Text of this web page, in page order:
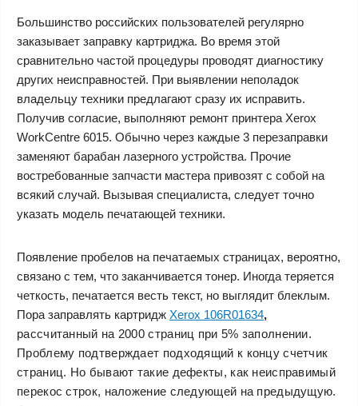
Большинство российских пользователей регулярно
заказывает заправку картриджа. Во время этой
сравнительно частой процедуры проводят диагностику
других неисправностей. При выявлении неполадок
владельцу техники предлагают сразу их исправить.
Получив согласие, выполняют ремонт принтера Xerox
WorkCentre 6015. Обычно через каждые 3 перезаправки
заменяют барабан лазерного устройства. Прочие
востребованные запчасти мастера привозят с собой на
всякий случай. Вызывая специалиста, следует точно
указать модель печатающей техники.
Появление пробелов на печатаемых страницах, вероятно,
связано с тем, что заканчивается тонер. Иногда теряется
четкость, печатается весть текст, но выглядит блеклым.
Пора заправлять картридж Xerox 106R01634,
рассчитанный на 2000 страниц при 5% заполнении.
Проблему подтверждает подходящий к концу счетчик
страниц. Но бывают такие дефекты, как неисправимый
перекос строк, наложение следующей на предыдущую.